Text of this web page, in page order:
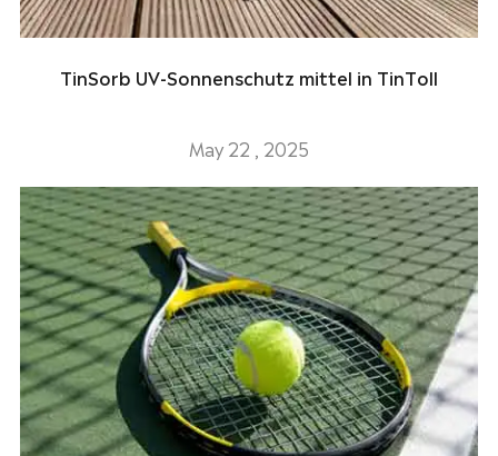
TinSorb UV-Sonnenschutz mittel in TinToll
May 22 , 2025